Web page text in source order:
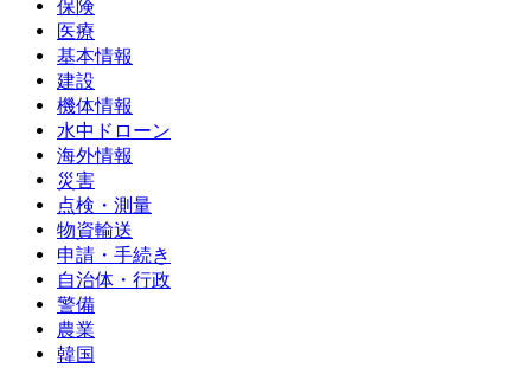
保険
医療
基本情報
建設
機体情報
水中ドローン
海外情報
災害
点検・測量
物資輸送
申請・手続き
自治体・行政
警備
農業
韓国